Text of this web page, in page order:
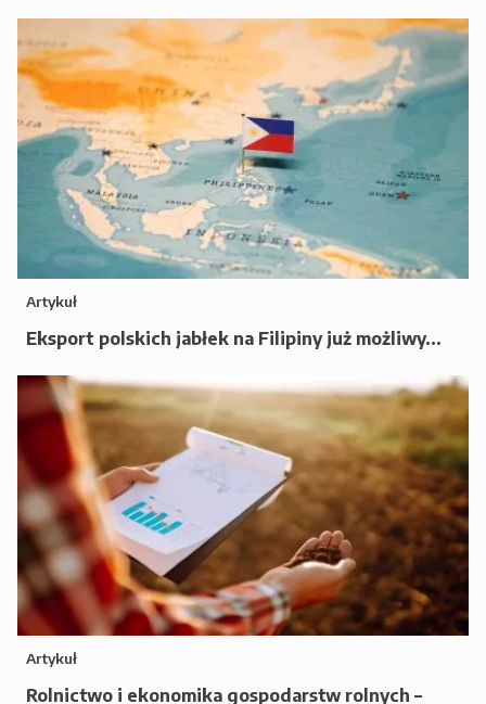
Artykuł
Eksport polskich jabłek na Filipiny już możliwy...
Artykuł
Rolnictwo i ekonomika gospodarstw rolnych –